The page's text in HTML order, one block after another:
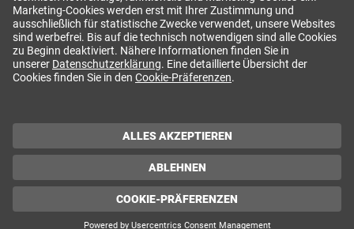
NEWSLETTER ABONNIEREN
Impressum / Offenlegung / AGB / Copyright
Datenschutzerklärung
Whistleblowing
Cookie-Präferenzen